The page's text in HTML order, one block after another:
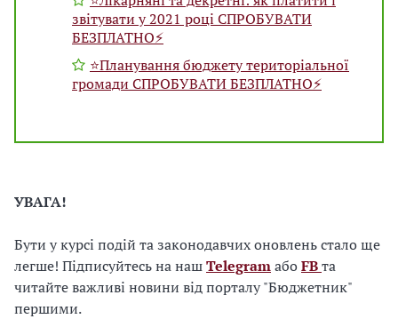
звітувати у 2021 році СПРОБУВАТИ
БЕЗПЛАТНО⚡️
⭐️Планування бюджету територіальної
громади СПРОБУВАТИ БЕЗПЛАТНО⚡️
УВАГА!
Бути у курсі подій та законодавчих оновлень стало ще
легше! Підписуйтесь на нашTelegramабоFBта
читайте важливі новини від порталу "Бюджетник"
першими.